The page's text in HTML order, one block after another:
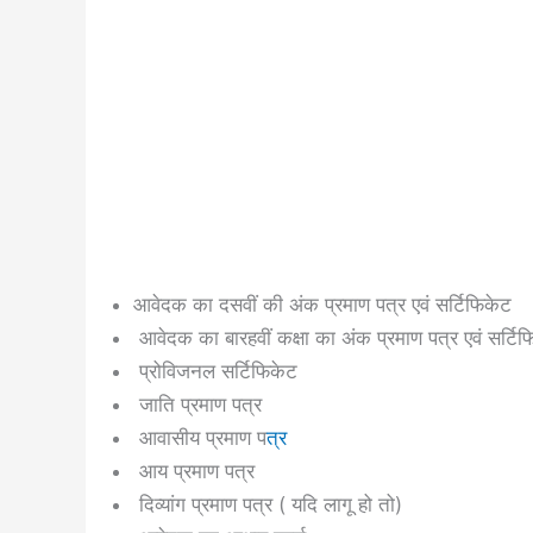
आवेदक का दसवीं की अंक प्रमाण पत्र एवं सर्टिफिकेट
आवेदक का बारहवीं कक्षा का अंक प्रमाण पत्र एवं
प्रोविजनल सर्टिफिकेट
जाति प्रमाण पत्र
आवासीय प्रमाण पत्र
आय प्रमाण पत्र
दिव्यांग प्रमाण पत्र ( यदि लागू हो तो)